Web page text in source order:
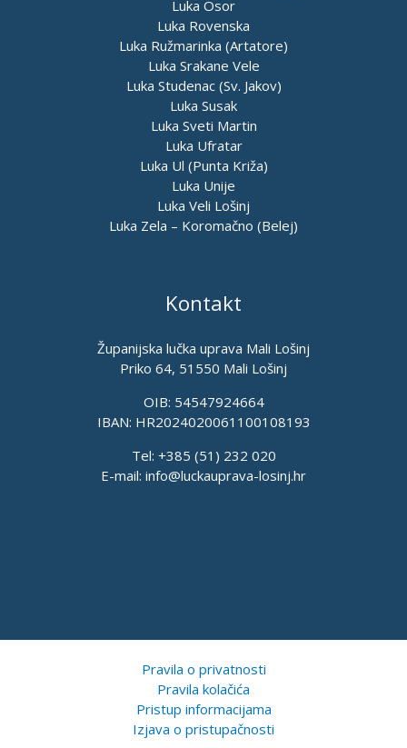
Luka Osor
Luka Rovenska
Luka Ružmarinka (Artatore)
Luka Srakane Vele
Luka Studenac (Sv. Jakov)
Luka Susak
Luka Sveti Martin
Luka Ufratar
Luka Ul (Punta Križa)
Luka Unije
Luka Veli Lošinj
Luka Zela – Koromačno (Belej)
Kontakt
Županijska lučka uprava Mali Lošinj
Priko 64, 51550 Mali Lošinj
OIB: 54547924664
IBAN: HR2024020061100108193
Tel: +385 (51) 232 020
E-mail: info@luckauprava-losinj.hr
Pravila o privatnosti
Pravila kolačića
Pristup informacijama
Izjava o pristupačnosti